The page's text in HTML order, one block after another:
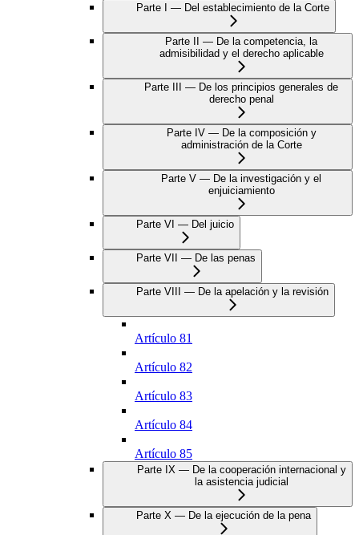
Parte I — Del establecimiento de la Corte
Parte II — De la competencia, la
admisibilidad y el derecho aplicable
Parte III — De los principios generales de
derecho penal
Parte IV — De la composición y
administración de la Corte
Parte V — De la investigación y el
enjuiciamiento
Parte VI — Del juicio
Parte VII — De las penas
Parte VIII — De la apelación y la revisión
Artículo 81
Artículo 82
Artículo 83
Artículo 84
Artículo 85
Parte IX — De la cooperación internacional y
la asistencia judicial
Parte X — De la ejecución de la pena